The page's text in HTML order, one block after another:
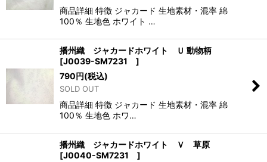
商品詳細 特徴 ジャカード 生地素材・混率 綿
100％ 生地色 ホワイト …
播州織 ジャカードホワイト Ｕ 動物柄
[J0039-SM7231 ]
790円(税込)
SOLD OUT
商品詳細 特徴 ジャカード 生地素材・混率 綿
100％ 生地色 ホワ…
播州織 ジャカードホワイト Ｖ 草原
[J0040-SM7231 ]